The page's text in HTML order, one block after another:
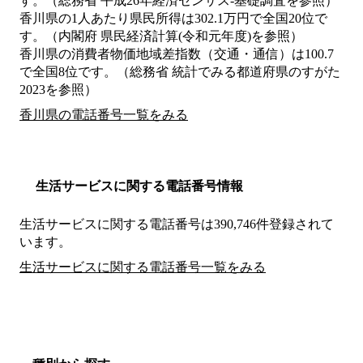
香川県の1人あたり県民所得は302.1万円で全国20位で
す。（内閣府 県民経済計算(令和元年度)を参照）
香川県の消費者物価地域差指数（交通・通信）は100.7
で全国8位です。（総務省 統計でみる都道府県のすがた
2023を参照）
香川県の電話番号一覧をみる
生活サービスに関する電話番号情報
生活サービスに関する電話番号は390,746件登録されて
います。
生活サービスに関する電話番号一覧をみる